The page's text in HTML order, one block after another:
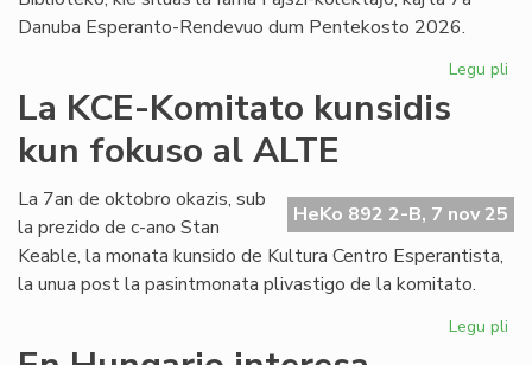
Danuba Esperanto-Rendevuo dum Pentekosto 2026.
Legu pli
La KCE-Komitato kunsidis
kun fokuso al ALTE
HeKo 892 2-B, 7 nov 25
La 7an de oktobro okazis, sub
la prezido de c-ano Stan
Keable, la monata kunsido de Kultura Centro Esperantista,
la unua post la pasintmonata plivastigo de la komitato.
Legu pli